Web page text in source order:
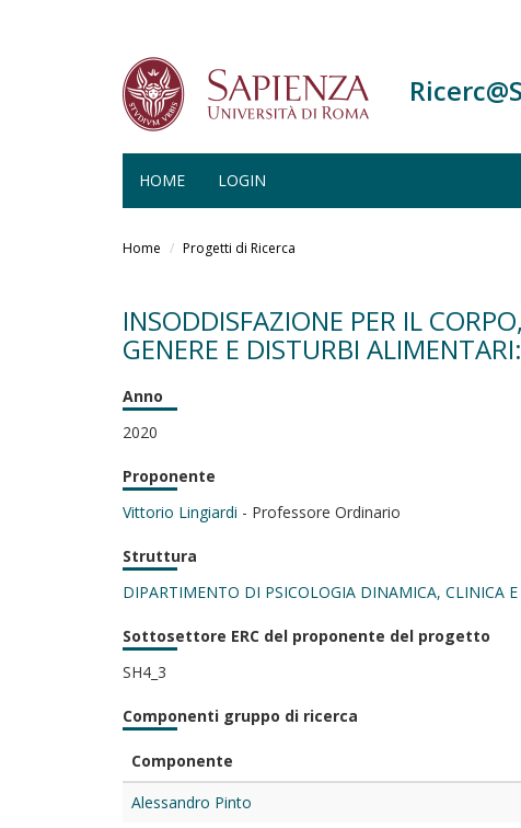
HOME LOGIN
Home Progetti di Ricerca
INSODDISFAZIONE PER IL
GENERE E DISTURBI
Anno
2020
Proponente
Vittorio Lingiardi - Professore Ordinario
Struttura
DIPARTIMENTO DI PSICOLOGIA DINAMICA, CLINICA E
Sottosettore ERC del proponente del progetto
SH4_3
Componenti gruppo di ricerca
Componente
Alessandro Pinto